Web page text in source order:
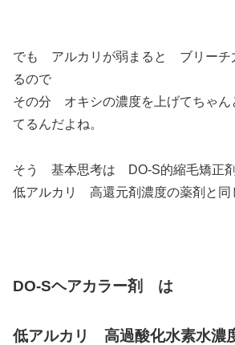
でも アルカリが弱まると ブリーチ
るので
その分 オキシの濃度を上げてちゃん
てるんだよね。
そう 基本思考は DO-S的縮毛矯正
低アルカリ 高還元剤濃度の薬剤と同
DO-Sヘアカラー剤 は
低アルカリ 高過酸化水素水濃